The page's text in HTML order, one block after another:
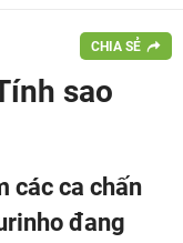
CHIA SẺ
sao
các ca chấn
đang